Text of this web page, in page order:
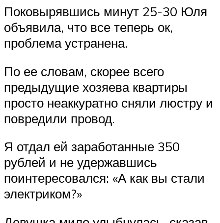
Поковырявшись минут 25-30 Юля
объявила, что все теперь ок,
проблема устранена.
По ее словам, скорее всего
предыдущие хозяева квартиры
просто неаккуратно сняли люстру и
повредили провод.
Я отдал ей заработанные 350
рублей и не удержавшись
поинтересовался: «А как вы стали
электриком?»